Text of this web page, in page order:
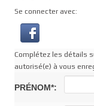
Se connecter avec:
Complétez les détails
autorisé(e) à vous
PRÉNOM*: